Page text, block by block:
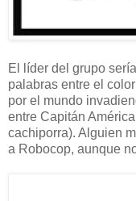
El líder del grupo sería
palabras entre el
por el mundo
entre Capitán
cachiporra). Alguien
a Robocop, aunque